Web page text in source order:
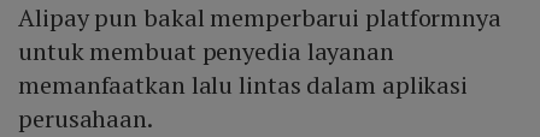
Alipay pun bakal memperbarui platformnya
untuk membuat penyedia layanan
memanfaatkan lalu lintas dalam aplikasi
perusahaan.